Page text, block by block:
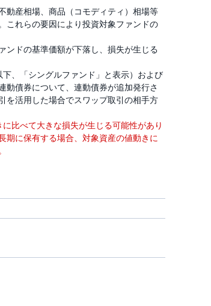
動産相場、商品（コモディティ）相場等
これらの要因により投資対象ファンドの
ンドの基準価額が下落し、損失が生じる
、「シングルファンド」と表示）および
動債券について、連動債券が追加発行さ
を活用した場合でスワップ取引の相手方
比べて大きな損失が生じる可能性があり
期に保有する場合、対象資産の値動きに